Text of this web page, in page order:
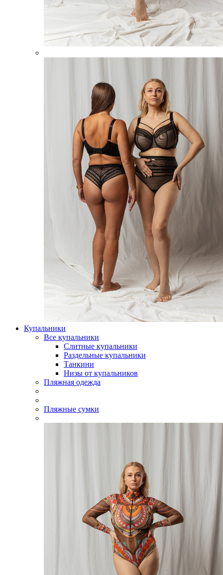
Купальники
Все купальники
Слитные купальники
Раздельные купальники
Танкини
Низы от купальников
Пляжная одежда
Пляжные сумки